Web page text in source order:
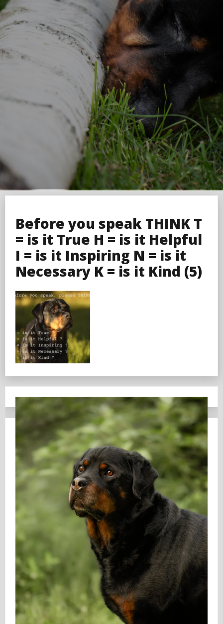
Before you speak THINK T
= is it True H = is it Helpful
I = is it Inspiring N = is it
Necessary K = is it Kind (5)